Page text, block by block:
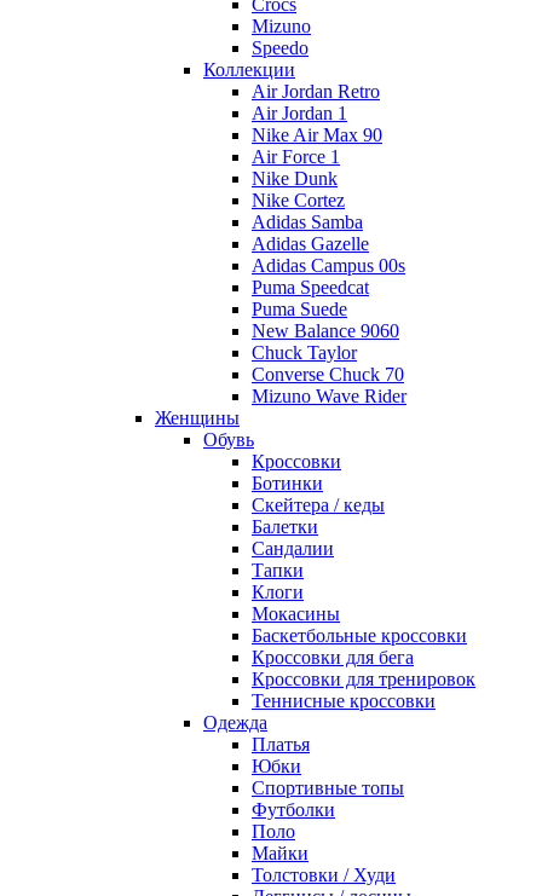
Mizuno
Speedo
Коллекции
Air Jordan Retro
Air Jordan 1
Nike Air Max 90
Air Force 1
Nike Dunk
Nike Cortez
Adidas Samba
Adidas Gazelle
Adidas Campus 00s
Puma Speedcat
Puma Suede
New Balance 9060
Chuck Taylor
Converse Chuck 70
Mizuno Wave Rider
Женщины
Обувь
Кроссовки
Ботинки
Скейтера / кеды
Балетки
Сандалии
Тапки
Клоги
Мокасины
Баскетбольные кроссовки
Кроссовки для бега
Кроссовки для тренировок
Теннисные кроссовки
Одежда
Платья
Юбки
Спортивные топы
Футболки
Поло
Майки
Толстовки / Худи